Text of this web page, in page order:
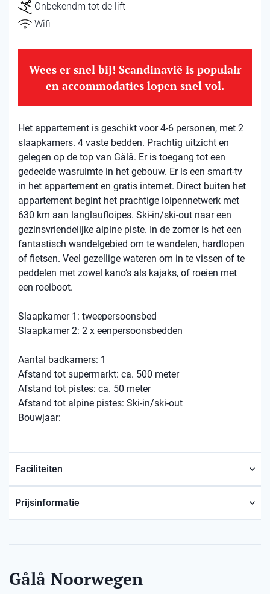
Onbekendm tot de lift
Wifi
Wees er snel bij! Scandinavië is populair
en accommodaties lopen snel vol.
Het appartement is geschikt voor 4-6 personen, met 2
slaapkamers. 4 vaste bedden. Prachtig uitzicht en
gelegen op de top van Gålå. Er is toegang tot een
gedeelde wasruimte in het gebouw. Er is een smart-tv
in het appartement en gratis internet. Direct buiten het
appartement begint het prachtige loipennetwerk met
630 km aan langlaufloipes. Ski-in/ski-out naar een
gezinsvriendelijke alpine piste. In de zomer is het een
fantastisch wandelgebied om te wandelen, hardlopen
of fietsen. Veel gezellige wateren om in te vissen of te
peddelen met zowel kano’s als kajaks, of roeien met
een roeiboot.
Slaapkamer 1: tweepersoonsbed
Slaapkamer 2: 2 x eenpersoonsbedden
Aantal badkamers: 1
Afstand tot supermarkt: ca. 500 meter
Afstand tot pistes: ca. 50 meter
Afstand tot alpine pistes: Ski-in/ski-out
Bouwjaar:
Faciliteiten
Prijsinformatie
Gålå Noorwegen